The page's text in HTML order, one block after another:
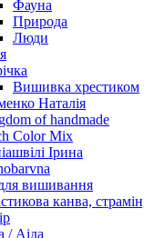
Фауна
Природа
Люди
Вишивка хрестиком
Наталія
of handmade
Color Mix
Ірина
вишивання
канва,
/ Аіда